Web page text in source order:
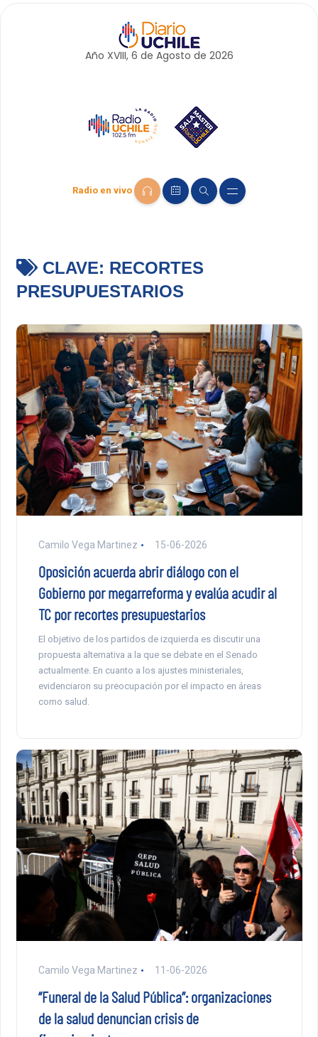
Año XVIII, 6 de Agosto de 2026
Radio en vivo
CLAVE: RECORTES
PRESUPUESTARIOS
Camilo Vega Martinez 15-06-2026
Oposición acuerda abrir diálogo con el
Gobierno por megarreforma y evalúa acudir al
TC por recortes presupuestarios
El objetivo de los partidos de izquierda es discutir una
propuesta alternativa a la que se debate en el Senado
actualmente. En cuanto a los ajustes ministeriales,
evidenciaron su preocupación por el impacto en áreas
como salud.
Camilo Vega Martinez 11-06-2026
“Funeral de la Salud Pública”: organizaciones
de la salud denuncian crisis de